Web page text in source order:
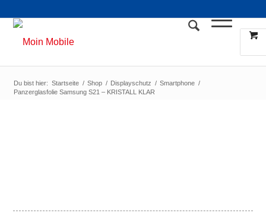
Du bist hier: Startseite / Shop / Displayschutz / Smartphone /
Panzerglasfolie Samsung S21 – KRISTALL KLAR